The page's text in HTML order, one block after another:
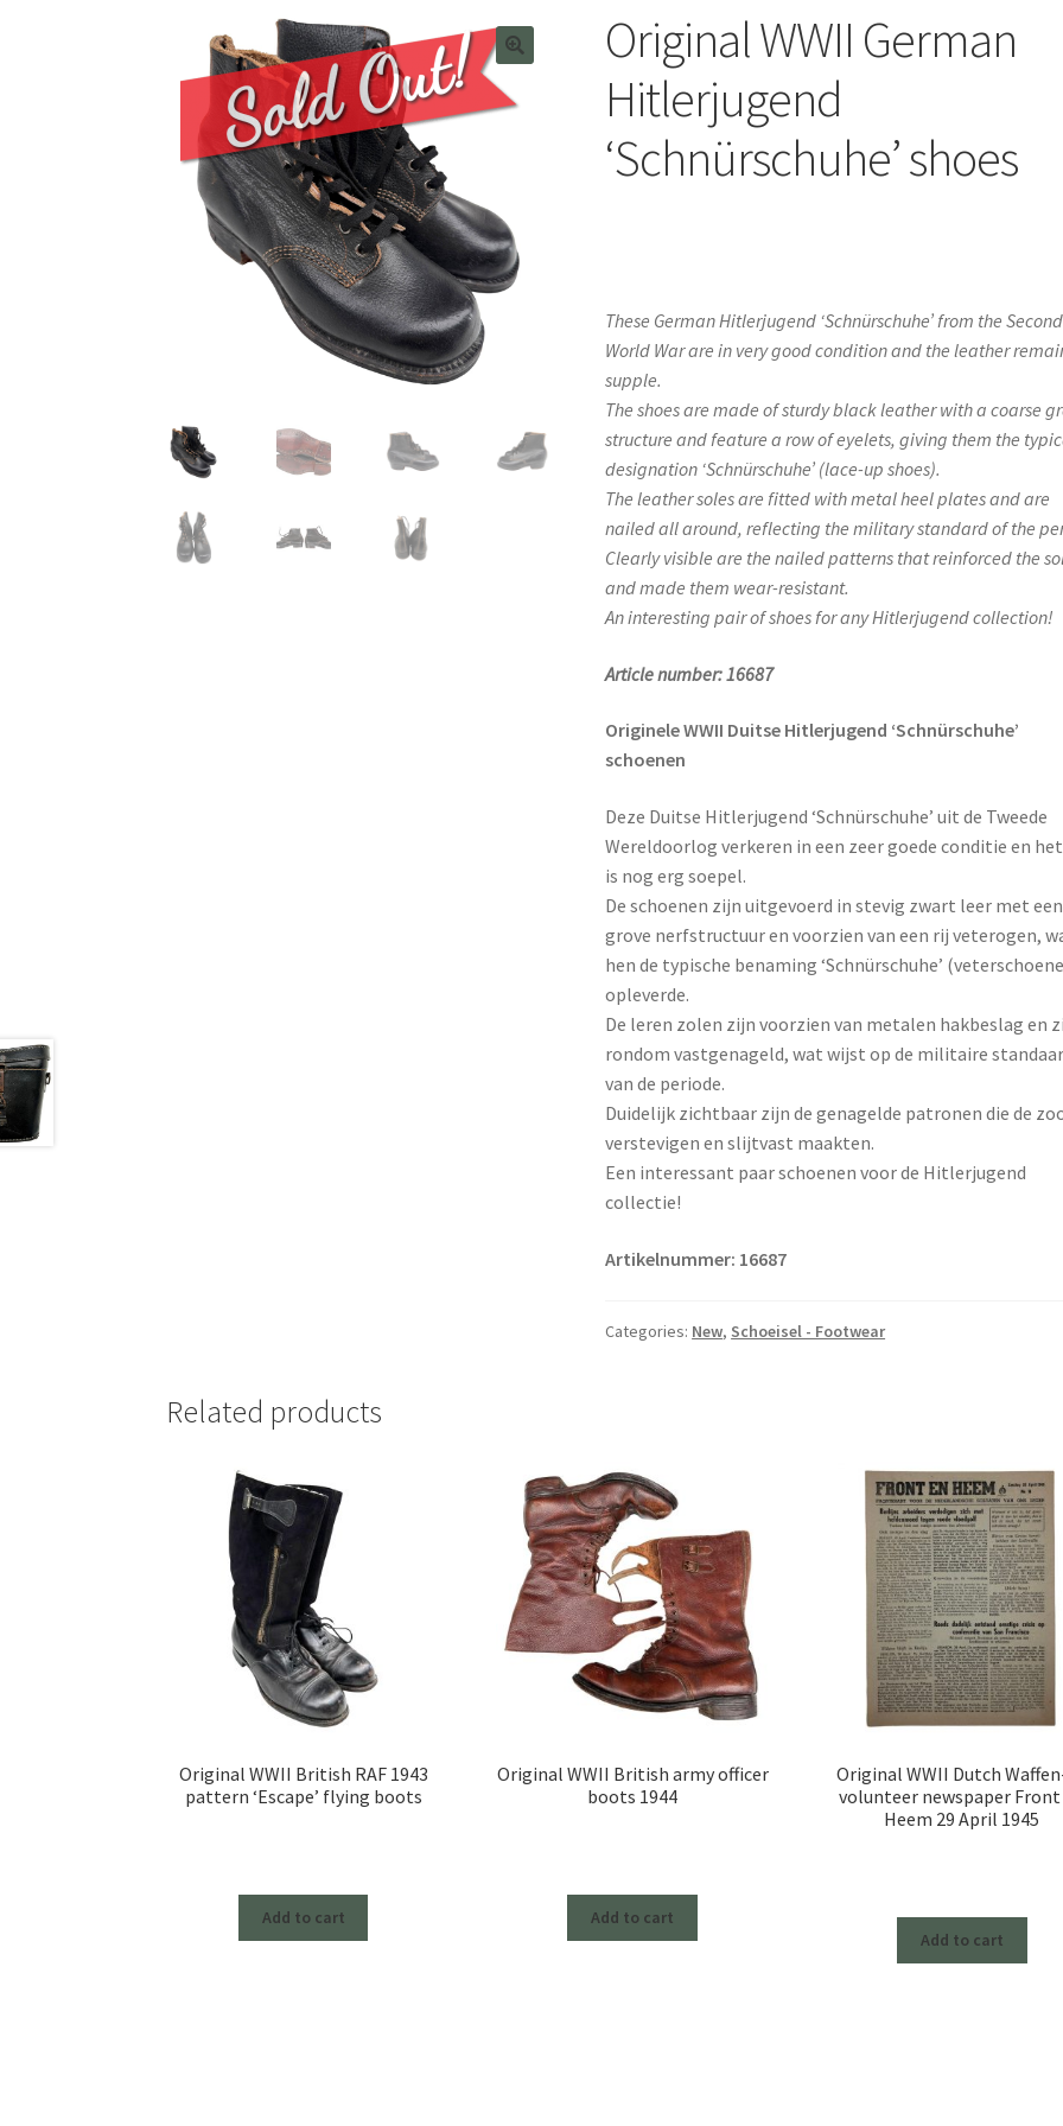
Original WWII German
Hitlerjugend
‘Schnürschuhe’ shoes
These German Hitlerjugend ‘Schnürschuhe’ from the Second
World War are in very good condition and the leather
supple.
The shoes are made of sturdy black leather with a coarse
structure and feature a row of eyelets, giving them the
designation ‘Schnürschuhe’ (lace-up shoes).
The leather soles are fitted with metal heel plates and are
nailed all around, reflecting the military standard of the
Clearly visible are the nailed patterns that reinforced the
and made them wear-resistant.
An interesting pair of shoes for any Hitlerjugend collection!
Article number: 16687
Originele WWII Duitse Hitlerjugend ‘Schnürschuhe’
schoenen
Deze Duitse Hitlerjugend ‘Schnürschuhe’ uit de Tweede
Wereldoorlog verkeren in een zeer goede conditie en
is nog erg soepel.
De schoenen zijn uitgevoerd in stevig zwart leer met een
grove nerfstructuur en voorzien van een rij veterogen,
hen de typische benaming ‘Schnürschuhe’
opleverde.
De leren zolen zijn voorzien van metalen hakbeslag en
rondom vastgenageld, wat wijst op de militaire
van de periode.
Duidelijk zichtbaar zijn de genagelde patronen die de
verstevigen en slijtvast maakten.
Een interessant paar schoenen voor de Hitlerjugend
collectie!
Artikelnummer: 16687
Categories: New, Schoeisel - Footwear
Related products
Original WWII British RAF 1943
pattern ‘Escape’ flying boots
Add to cart
Original WWII British army officer
boots 1944
Add to cart
Original WWII Dutch
volunteer newspaper
Heem 29 April 1945
Add to cart